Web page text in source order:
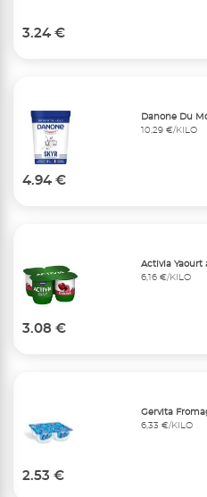
3.24 €
Danone Du
10,29 €/KILO
4.94 €
Activia Yaourt
6,16 €/KILO
3.08 €
Gervita
6,33 €/KILO
2.53 €